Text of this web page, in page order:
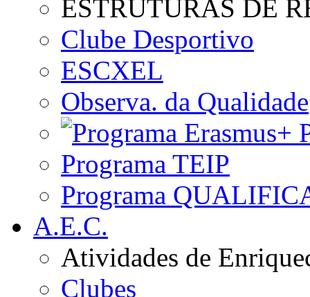
ESTRUTURAS DE
Clube Desportivo
ESCXEL
Observa. da Qualidade
Programa TEIP
Programa
A.E.C.
Atividades de
Clubes